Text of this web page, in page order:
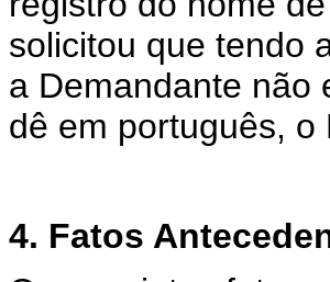
solicitou que tendo
a Demandante não
dê em português,
4. Fatos